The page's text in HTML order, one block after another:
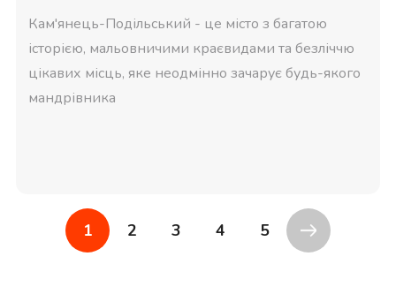
Кам'янець-Подільський - це місто з багатою
історією, мальовничими краєвидами та безліччю
цікавих місць, яке неодмінно зачарує будь-якого
мандрівника
1 2 3 4 5